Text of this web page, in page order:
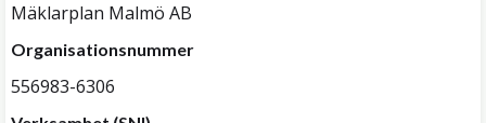
Mäklarplan Malmö AB
Organisationsnummer
556983-6306